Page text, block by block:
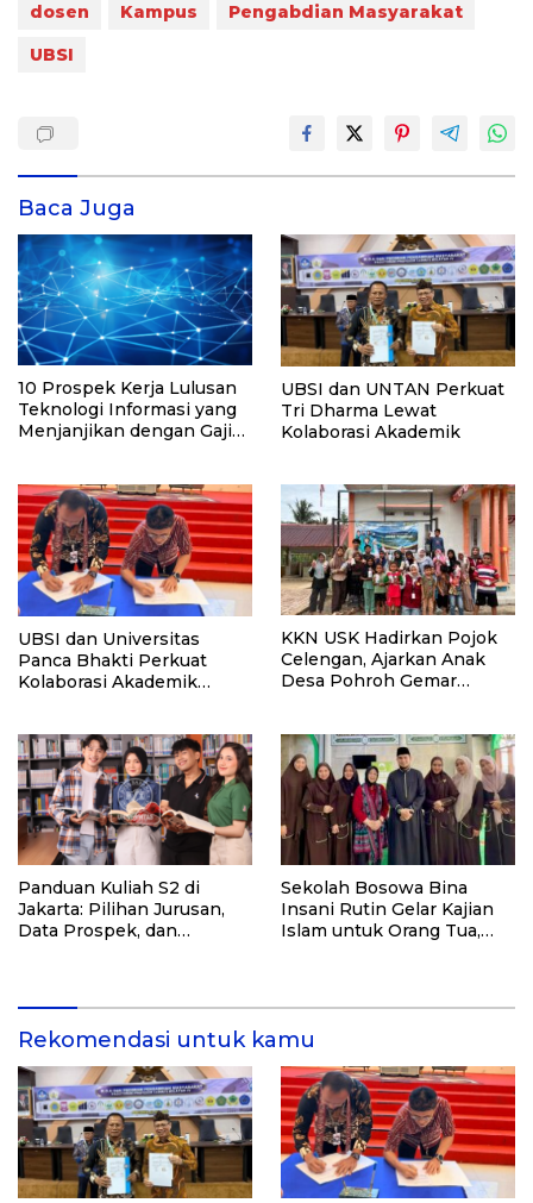
dosen Kampus
Pengabdian Masyarakat
UBSI
Baca Juga
10 Prospek Kerja Lulusan
Teknologi Informasi yang
Menjanjikan dengan Gaji
UBSI dan UNTAN Perkuat
Tri Dharma Lewat
Kolaborasi Akademik
UBSI dan Universitas
Panca Bhakti Perkuat
Kolaborasi Akademik
KKN USK Hadirkan Pojok
Celengan, Ajarkan Anak
Desa Pohroh Gemar
Panduan Kuliah S2 di
Jakarta: Pilihan Jurusan,
Data Prospek, dan
Sekolah Bosowa Bina
Insani Rutin Gelar Kajian
Islam untuk Orang Tua,
Rekomendasi untuk kamu